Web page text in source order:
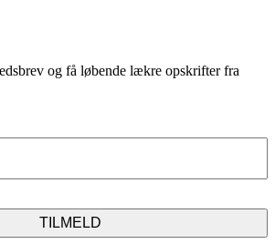
og få løbende lækre opskrifter fra